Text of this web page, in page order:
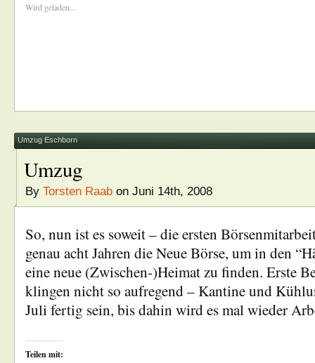
Wird geladen...
Umzug Eschborn
Umzug
By Torsten Raab on Juni 14th, 2008
So, nun ist es soweit – die ersten
genau acht Jahren die Neue Börse, um in den
eine neue (Zwischen-)Heimat zu finden. Erste
klingen nicht so aufregend – Kantine und
Juli fertig sein, bis dahin wird es mal wieder
Teilen mit: